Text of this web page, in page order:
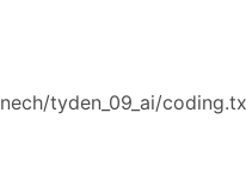
tyden_09_ai/